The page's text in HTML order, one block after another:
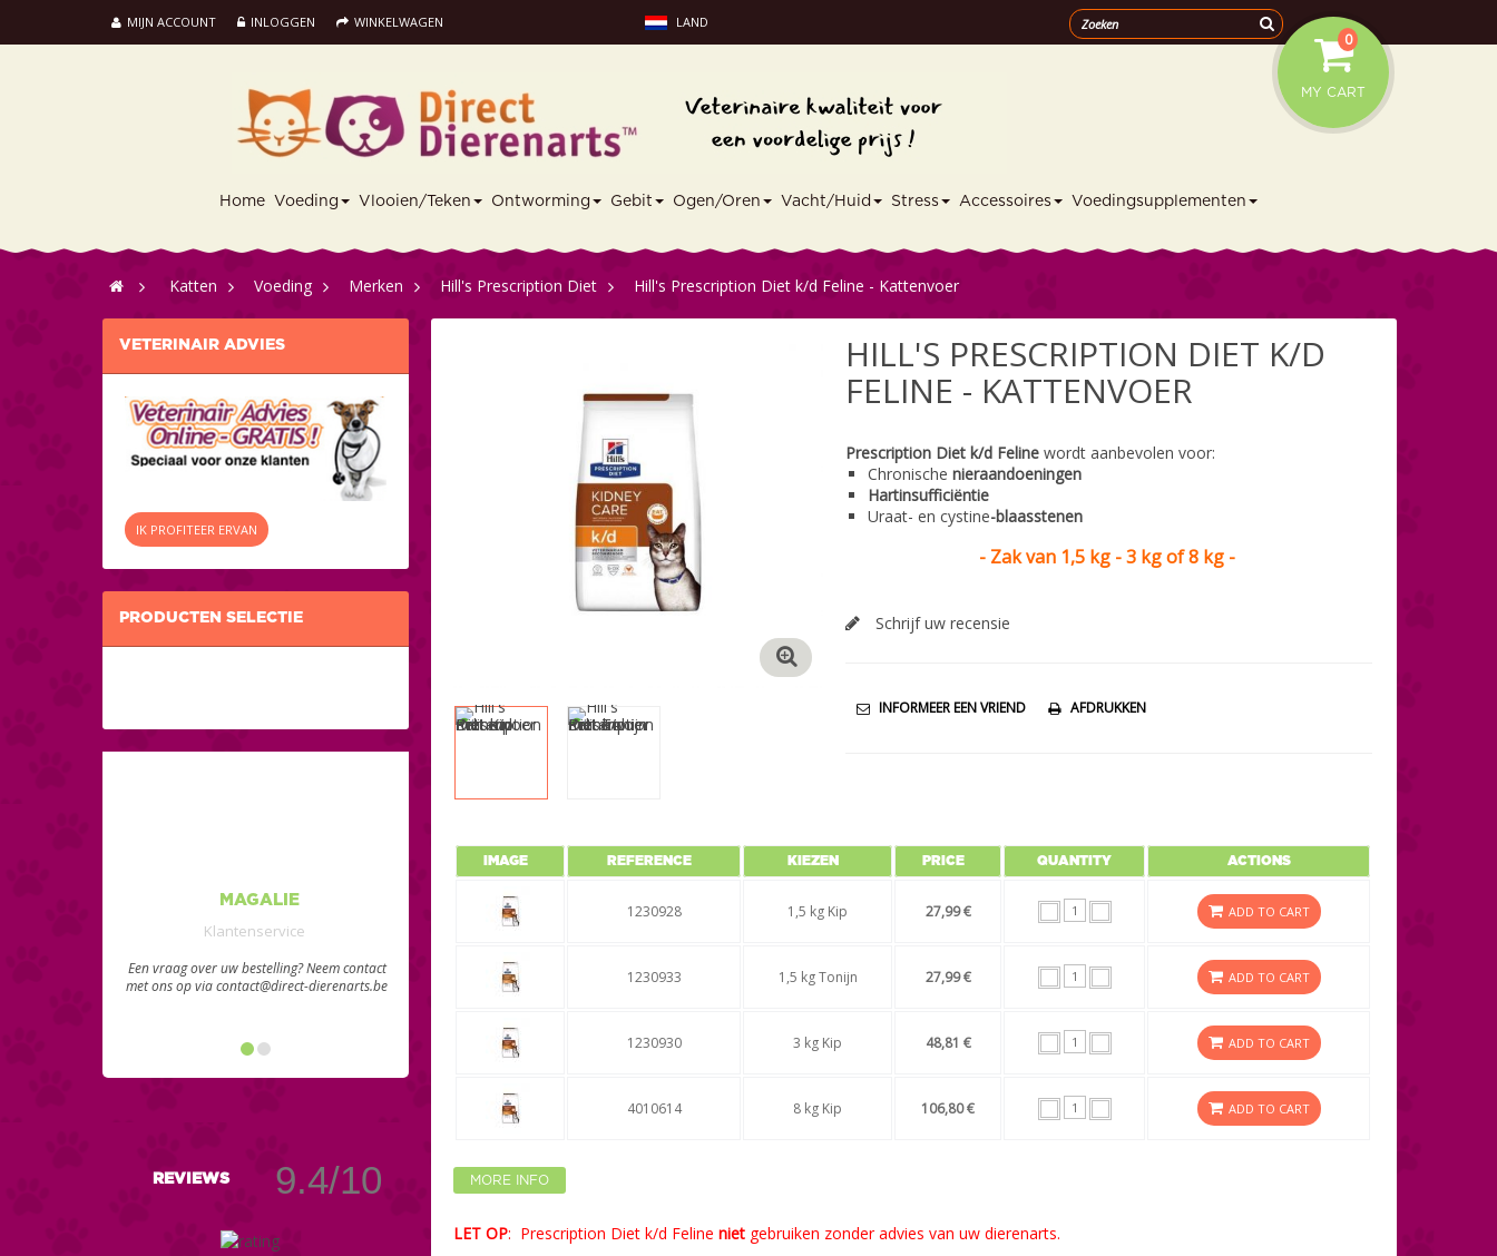
MIJN ACCOUNT INLOGGEN WINKELWAGEN LAND
MY CART
0
Home Voeding Vlooien/Teken Ontworming Gebit Ogen/Oren Vacht/Huid Stress Accessoires Voedingsupplementen
> Katten > Voeding > Merken > Hill's Prescription Diet > Hill's Prescription Diet k/d Feline - Kattenvoer
VETERINAIR ADVIES
IK PROFITEER ERVAN
PRODUCTEN SELECTIE
MAGALIE
Klantenservice
Een vraag over uw bestelling? Neem contact
met ons op via contact@direct-dierenarts.be
REVIEWS 9.4/10
HILL'S PRESCRIPTION DIET K/D
FELINE - KATTENVOER
Prescription Diet k/d Feline wordt aanbevolen voor:
Chronische nieraandoeningen
Hartinsufficiëntie
Uraat- en cystine-blaasstenen
- Zak van 1,5 kg - 3 kg of 8 kg -
Schrijf uw recensie
INFORMEER EEN VRIEND AFDRUKKEN
IMAGE REFERENCE KIEZEN PRICE QUANTITY ACTIONS
1230928 1,5 kg Kip 27,99 € ADD TO CART
1230933 1,5 kg Tonijn 27,99 € ADD TO CART
1230930 3 kg Kip 48,81 € ADD TO CART
4010614 8 kg Kip 106,80 € ADD TO CART
MORE INFO
LET OP: Prescription Diet k/d Feline niet gebruiken zonder advies van uw dierenarts.